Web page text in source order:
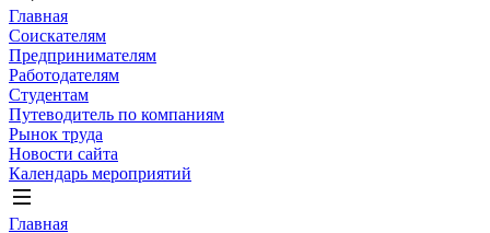
Главная
Соискателям
Предпринимателям
Работодателям
Студентам
Путеводитель по компаниям
Рынок труда
Новости сайта
Календарь мероприятий
Главная